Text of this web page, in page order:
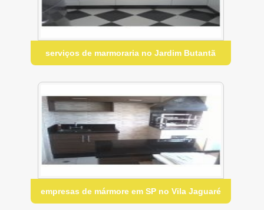
serviços de marmoraria no Jardim Butantã
empresas de mármore em SP no Vila Jaguaré